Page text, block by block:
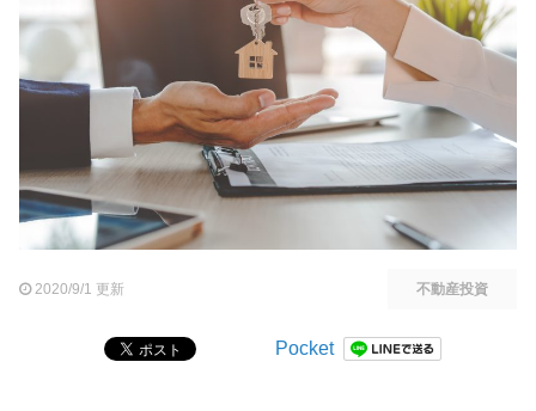
2020/9/1 更新 不動産投資
Pocket